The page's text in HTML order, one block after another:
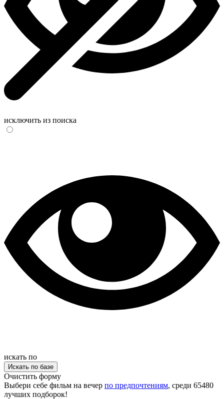
исключить из поиска
искать по
Очистить форму
Выбери себе фильм на вечер по предпочтениям, среди 65480
лучших подборок!